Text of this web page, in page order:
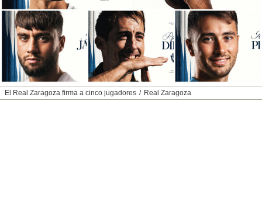
seguir
contenido
coste.
botón
a la
la
CONTINUAR
CONFIGURAR
RECHAZAR
El Real Zaragoza firma a cinco jugadores Real Zaragoza